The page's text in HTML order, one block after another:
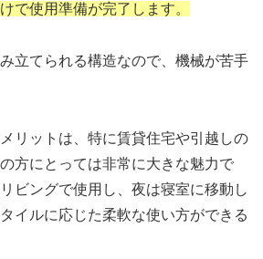
で使用準備が完了します。
立てられる構造なので、機械が苦手
リットは、特に賃貸住宅や引越しの
方にとっては非常に大きな魅力で
ビングで使用し、夜は寝室に移動し
イルに応じた柔軟な使い方ができる